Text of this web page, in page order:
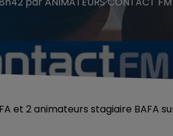
et 2 animateurs stagiaire BAFA